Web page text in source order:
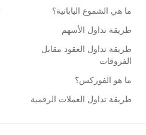
ما هي الشموع اليابانية؟
طريقة تداول الأسهم
طريقة تداول العقود مقابل
الفروقات
ما هو الفوركس؟
طريقة تداول العملات الرقمية